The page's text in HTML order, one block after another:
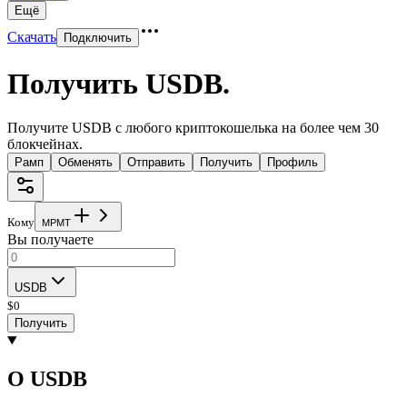
Ещё
Скачать Подключить
Получить USDB.
Получите USDB с любого криптокошелька на более чем 30
блокчейнах.
Рамп Обменять Отправить Получить Профиль
Кому MPMT
Вы получаете
USDB
$0
Получить
О USDB